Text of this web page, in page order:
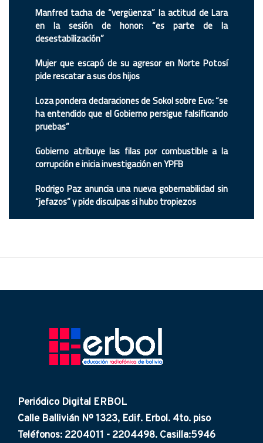
Manfred tacha de “vergüenza” la actitud de Lara
en la sesión de honor: “es parte de la
desestabilización”
Mujer que escapó de su agresor en Norte Potosí
pide rescatar a sus dos hijos
Loza pondera declaraciones de Sokol sobre Evo: “se
ha entendido que el Gobierno persigue falsificando
pruebas”
Gobierno atribuye las filas por combustible a la
corrupción e inicia investigación en YPFB
Rodrigo Paz anuncia una nueva gobernabilidad sin
“jefazos” y pide disculpas si hubo tropiezos
Periódico Digital ERBOL
Calle Ballivián Nº 1323, Edif. Erbol. 4to. piso
Teléfonos: 2204011 - 2204498. Casilla:5946